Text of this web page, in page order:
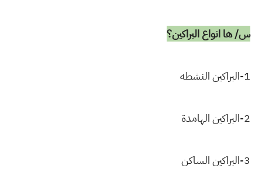
س/ ها انواع البراكين؟
1-البراكين النشطه
2-البراكين الهامدة
3-البراكين الساكن